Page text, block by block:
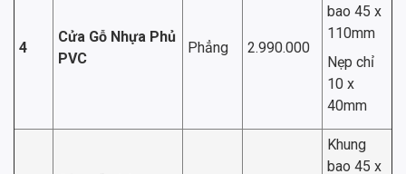
4
Cửa Gỗ Nhựa Phủ
PVC
Phẳng 2.990.000
bao 45 x
110mm
Nẹp chỉ
10 x
40mm
Khung
bao 45 x